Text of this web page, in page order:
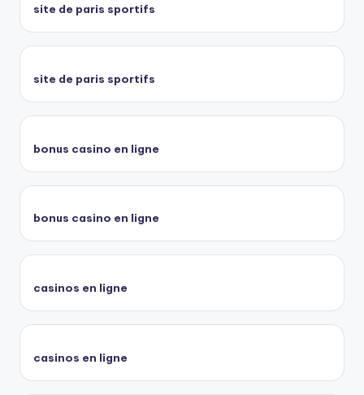
site de paris sportifs
site de paris sportifs
bonus casino en ligne
bonus casino en ligne
casinos en ligne
casinos en ligne